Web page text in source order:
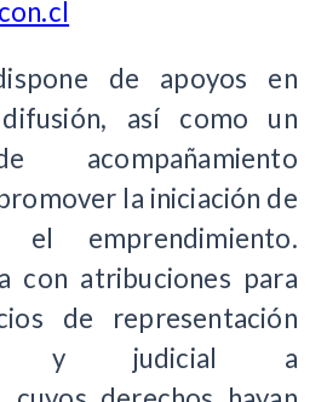
de apoyos en
así como un
acompañamiento
la iniciación de
el emprendimiento.
con atribuciones para
de representación
y judicial a